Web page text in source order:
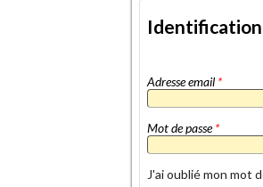
Identification
Adresse email *
Mot de passe*
J'ai oublié mon mot